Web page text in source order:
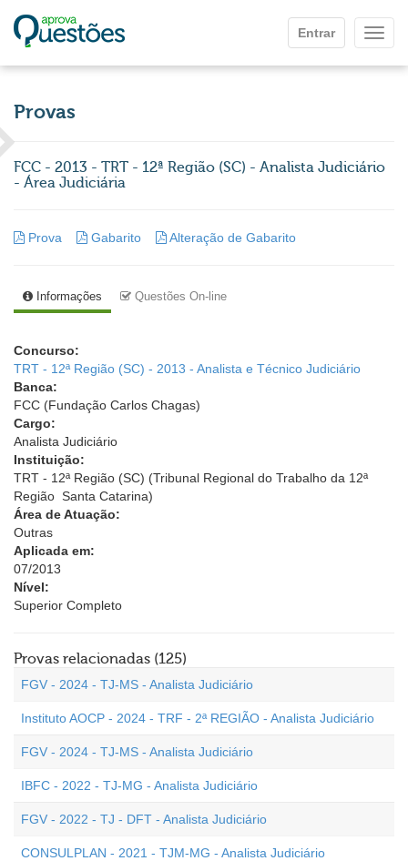
Entrar
Provas
FCC - 2013 - TRT - 12ª Região (SC) - Analista Judiciário
- Área Judiciária
Prova Gabarito Alteração de Gabarito
Informações Questões On-line
Concurso:
TRT - 12ª Região (SC) - 2013 - Analista e Técnico Judiciário
Banca:
FCC (Fundação Carlos Chagas)
Cargo:
Analista Judiciário
Instituição:
TRT - 12ª Região (SC) (Tribunal Regional do Trabalho da 12ª
Região  Santa Catarina)
Área de Atuação:
Outras
Aplicada em:
07/2013
Nível:
Superior Completo
Provas relacionadas (125)
FGV - 2024 - TJ-MS - Analista Judiciário
Instituto AOCP - 2024 - TRF - 2ª REGIÃO - Analista Judiciário
FGV - 2024 - TJ-MS - Analista Judiciário
IBFC - 2022 - TJ-MG - Analista Judiciário
FGV - 2022 - TJ - DFT - Analista Judiciário
CONSULPLAN - 2021 - TJM-MG - Analista Judiciário